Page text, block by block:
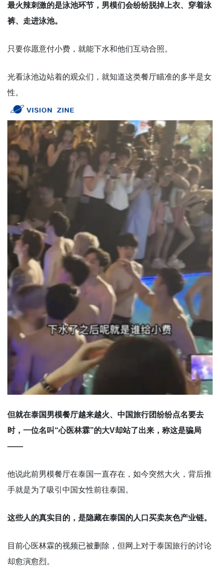
最火辣刺激的是泳池环节，男模们会纷纷脱掉上衣、穿着泳
裤、走进泳池。
只要你愿意付小费，就能下水和他们互动合照。
光看泳池边站着的观众们，就知道这类餐厅瞄准的多半是女
性。
但就在泰国男模餐厅越来越火、中国旅行团纷纷点名要去
时，一位名叫“心医林霖”的大V却站了出来，称这是骗局
——
他说此前男模餐厅在泰国一直存在，如今突然大火，背后推
手就是为了吸引中国女性前往泰国。
这些人的真实目的，是隐藏在泰国的人口买卖灰色产业链。
目前心医林霖的视频已被删除，但网上对于泰国旅行的讨论
却愈演愈烈。